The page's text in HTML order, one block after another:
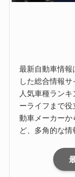
最新自動車情
した総合情報サ
人気車種ラン
ーライフまで
動車メーカー
ど、多角的な情